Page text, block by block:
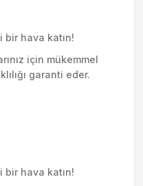
hava katın!
için mükemmel
garanti eder.
hava katın!